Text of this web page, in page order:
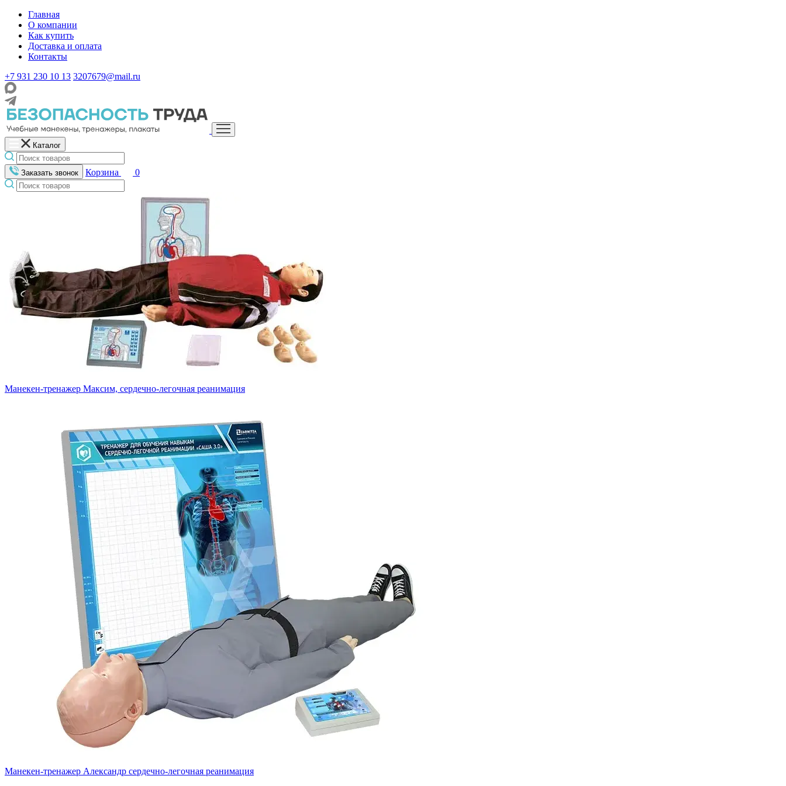
Главная
О компании
Как купить
Доставка и оплата
Контакты
+7 931 230 10 13 3207679@mail.ru
Каталог
Заказать звонок Корзина 0
Манекен-тренажер Максим, сердечно-легочная реанимация
Манекен-тренажер Александр сердечно-легочная реанимация